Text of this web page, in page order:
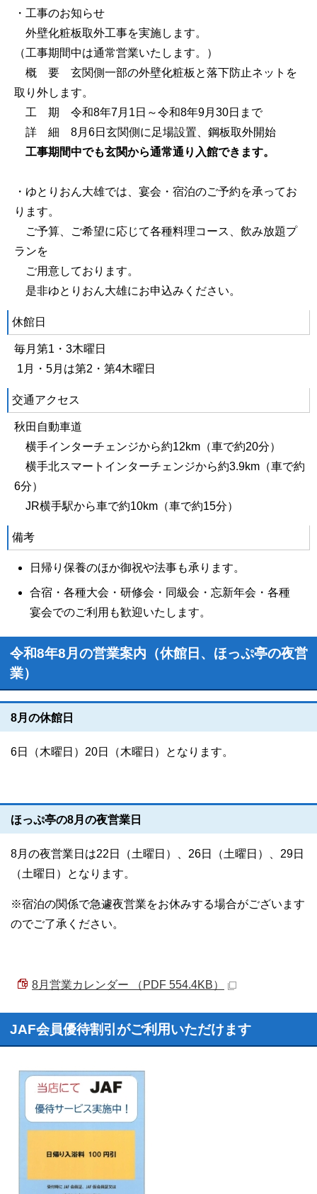
・工事のお知らせ
外壁化粧板取外工事を実施します。
（工事期間中は通常営業いたします。）
概 要 玄関側一部の外壁化粧板と落下防止ネットを
取り外します。
工 期 令和8年7月1日～令和8年9月30日まで
詳 細 8月6日玄関側に足場設置、鋼板取外開始
工事期間中でも玄関から通常通り入館できます。
・ゆとりおん大雄では、宴会・宿泊のご予約を承ってお
ります。
ご予算、ご希望に応じて各種料理コース、飲み放題プ
ランを
ご用意しております。
是非ゆとりおん大雄にお申込みください。
休館日
毎月第1・3木曜日
1月・5月は第2・第4木曜日
交通アクセス
秋田自動車道
横手インターチェンジから約12km（車で約20分）
横手北スマートインターチェンジから約3.9km（車で約
6分）
JR横手駅から車で約10km（車で約15分）
備考
日帰り保養のほか御祝や法事も承ります。
合宿・各種大会・研修会・同級会・忘新年会・各種
宴会でのご利用も歓迎いたします。
令和8年8月の営業案内（休館日、ほっぷ亭の夜営
業）
8月の休館日
6日（木曜日）20日（木曜日）となります。
ほっぷ亭の8月の夜営業日
8月の夜営業日は22日（土曜日）、26日（土曜日）、29日
（土曜日）となります。
※宿泊の関係で急遽夜営業をお休みする場合がございます
のでご了承ください。
8月営業カレンダー （PDF 554.4KB）
JAF会員優待割引がご利用いただけます